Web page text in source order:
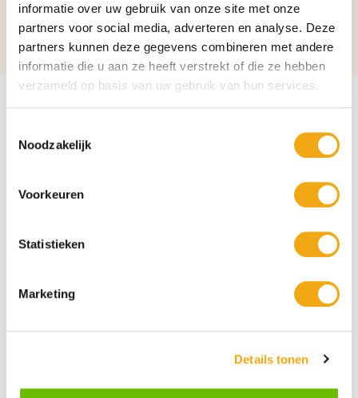
informatie over uw gebruik van onze site met onze
partners voor social media, adverteren en analyse. Deze
partners kunnen deze gegevens combineren met andere
informatie die u aan ze heeft verstrekt of die ze hebben
verzameld op basis van uw gebruik van hun services.
Noodzakelijk
Voorkeuren
Statistieken
Marketing
Details tonen
Bronzen beelden cadeau
Verjaardagscadeau, Blijvende
herinnering cadeau, Cadeau trots
op jou, Nieuwe woning
vakkundige klantenservice klaar.